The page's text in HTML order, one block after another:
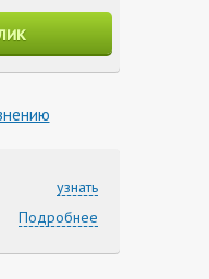
узнать
Подробнее